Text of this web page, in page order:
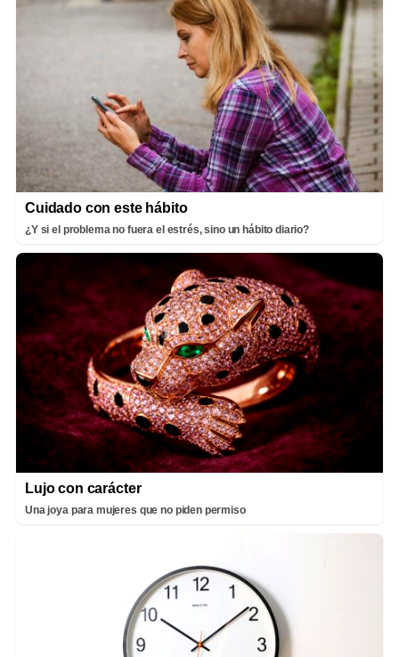
Cuidado con este hábito
¿Y si el problema no fuera el estrés, sino un hábito diario?
Lujo con carácter
Una joya para mujeres que no piden permiso